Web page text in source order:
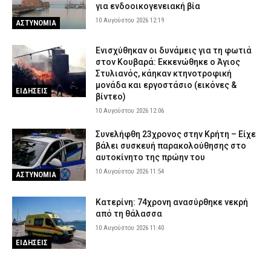
ΑΣΤΥΝΟΜΙΑ
για ενδοοικογενειακή βία
10 Αυγούστου 2026 12:19
ΕΙΔΗΣΕΙΣ
Ενισχύθηκαν οι δυνάμεις για τη φωτιά
στον Κουβαρά: Εκκενώθηκε ο Άγιος
Στυλιανός, κάηκαν κτηνοτροφική
μονάδα και εργοστάσιο (εικόνες &
βίντεο)
10 Αυγούστου 2026 12:06
ΑΣΤΥΝΟΜΙΑ
Συνελήφθη 23χρονος στην Κρήτη – Είχε
βάλει συσκευή παρακολούθησης στο
αυτοκίνητο της πρώην του
10 Αυγούστου 2026 11:54
ΕΙΔΗΣΕΙΣ
Κατερίνη: 74χρονη ανασύρθηκε νεκρή
από τη θάλασσα
10 Αυγούστου 2026 11:40